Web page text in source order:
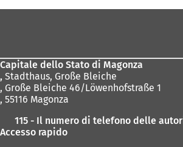
Capitale dello Stato di Magonza
, Stadthaus, Große Bleiche
, Große Bleiche 46/Löwenhofstraße 1
, 55116 Magonza
115 - Il numero di telefono delle
Accesso rapido